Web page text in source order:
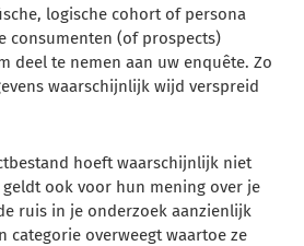
logische cohort of persona
consumenten (of prospects)
deel te nemen aan uw enquête. Zo
waarschijnlijk wijd verspreid
hoeft waarschijnlijk niet
ook voor hun mening over je
ruis in je onderzoek aanzienlijk
categorie overweegt waartoe ze